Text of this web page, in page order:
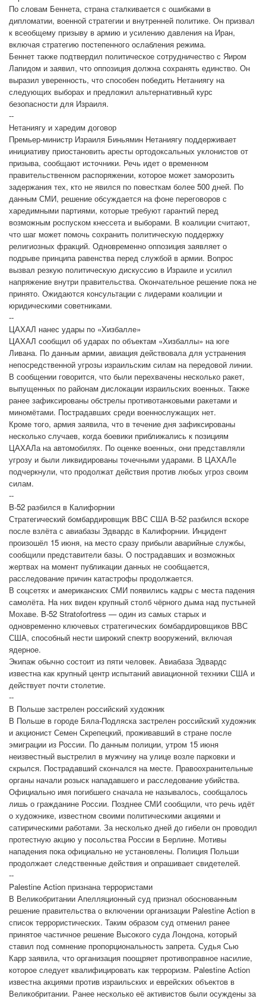
По словам Беннета, страна сталкивается с ошибками в
дипломатии, военной стратегии и внутренней политике. Он призвал
к всеобщему призыву в армию и усилению давления на Иран,
включая стратегию постепенного ослабления режима.
Беннет также подтвердил политическое сотрудничество с Яиром
Лапидом и заявил, что оппозиция должна сохранять единство. Он
выразил уверенность, что способен победить Нетаниягу на
следующих выборах и предложил альтернативный курс
безопасности для Израиля.
--
Нетаниягу и харедим договор
Премьер-министр Израиля Биньямин Нетаниягу поддерживает
инициативу приостановить аресты ортодоксальных уклонистов от
призыва, сообщают источники. Речь идет о временном
правительственном распоряжении, которое может заморозить
задержания тех, кто не явился по повесткам более 500 дней. По
данным СМИ, решение обсуждается на фоне переговоров с
харедимными партиями, которые требуют гарантий перед
возможным роспуском кнессета и выборами. В коалиции считают,
что шаг может помочь сохранить политическую поддержку
религиозных фракций. Одновременно оппозиция заявляет о
подрыве принципа равенства перед службой в армии. Вопрос
вызвал резкую политическую дискуссию в Израиле и усилил
напряжение внутри правительства. Окончательное решение пока не
принято. Ожидаются консультации с лидерами коалиции и
юридическими советниками.
--
ЦАХАЛ нанес удары по «Хизбалле»
ЦАХАЛ сообщил об ударах по объектам «Хизбаллы» на юге
Ливана. По данным армии, авиация действовала для устранения
непосредственной угрозы израильским силам на передовой линии.
В сообщении говорится, что были перехвачены несколько ракет,
выпущенных по районам дислокации израильских военных. Также
ранее зафиксированы обстрелы противотанковыми ракетами и
миномётами. Пострадавших среди военнослужащих нет.
Кроме того, армия заявила, что в течение дня зафиксированы
несколько случаев, когда боевики приближались к позициям
ЦАХАЛа на автомобилях. По оценке военных, они представляли
угрозу и были ликвидированы точечными ударами. В ЦАХАЛе
подчеркнули, что продолжат действия против любых угроз своим
силам.
--
B-52 разбился в Калифорнии
Стратегический бомбардировщик ВВС США B-52 разбился вскоре
после взлёта с авиабазы Эдвардс в Калифорнии. Инцидент
произошёл 15 июня, на место сразу прибыли аварийные службы,
сообщили представители базы. О пострадавших и возможных
жертвах на момент публикации данных не сообщается,
расследование причин катастрофы продолжается.
В соцсетях и американских СМИ появились кадры с места падения
самолёта. На них виден крупный столб чёрного дыма над пустыней
Мохаве. B-52 Stratofortress — один из самых старых и
одновременно ключевых стратегических бомбардировщиков ВВС
США, способный нести широкий спектр вооружений, включая
ядерное.
Экипаж обычно состоит из пяти человек. Авиабаза Эдвардс
известна как крупный центр испытаний авиационной техники США и
действует почти столетие.
--
В Польше застрелен российский художник
В Польше в городе Бяла-Подляска застрелен российский художник
и акционист Семен Скрепецкий, проживавший в стране после
эмиграции из России. По данным полиции, утром 15 июня
неизвестный выстрелил в мужчину на улице возле парковки и
скрылся. Пострадавший скончался на месте. Правоохранительные
органы начали розыск нападавшего и расследование убийства.
Официально имя погибшего сначала не называлось, сообщалось
лишь о гражданине России. Позднее СМИ сообщили, что речь идёт
о художнике, известном своими политическими акциями и
сатирическими работами. За несколько дней до гибели он проводил
протестную акцию у посольства России в Берлине. Мотивы
нападения пока официально не установлены. Полиция Польши
продолжает следственные действия и опрашивает свидетелей.
--
Palestine Action признана террористами
В Великобритании Апелляционный суд признал обоснованным
решение правительства о включении организации Palestine Action в
список террористических. Таким образом суд отменил ранее
принятое частичное решение Высокого суда Лондона, который
ставил под сомнение пропорциональность запрета. Судья Сью
Карр заявила, что организация поощряет противоправное насилие,
которое следует квалифицировать как терроризм. Palestine Action
известна акциями против израильских и еврейских объектов в
Великобритании. Ранее несколько её активистов были осуждены за